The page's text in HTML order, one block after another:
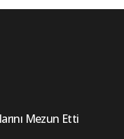
Mezun Etti